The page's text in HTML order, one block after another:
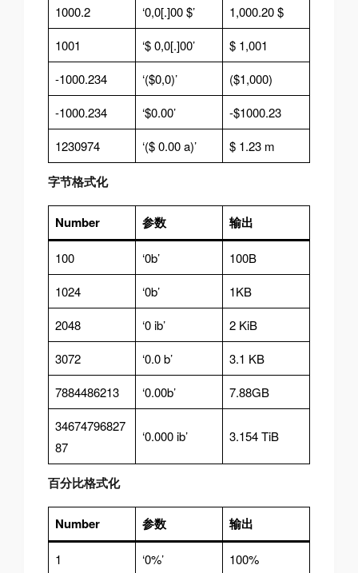
1000.2
‘0,0[.]00 $’
1,000.20 $
1001
‘$ 0,0[.]00’
$ 1,001
-1000.234
‘($0,0)’
($1,000)
-1000.234
‘$0.00’
-$1000.23
1230974
‘($ 0.00 a)’ $ 1.23 m
字节格式化
Number 参数 输出
100 ‘0b’
100B
1024
‘0b’
1KB
2048
‘0 ib’
2 KiB
3072
‘0.0 b’
3.1 KB
7884486213
‘0.00b’
7.88GB
34674796827
87
‘0.000 ib’ 3.154 TiB
百分比格式化
Number 参数 输出
1 ‘0%’ 100%